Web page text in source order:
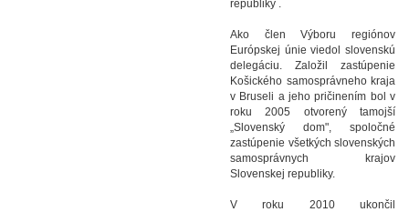
republiky .
Ako člen Výboru regiónov
Európskej únie viedol slovenskú
delegáciu. Založil zastúpenie
Košického samosprávneho kraja
v Bruseli a jeho pričinením bol v
roku 2005 otvorený tamojší
„Slovenský dom", spoločné
zastúpenie všetkých slovenských
samosprávnych krajov
Slovenskej republiky.
V roku 2010 ukončil